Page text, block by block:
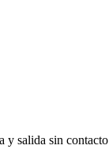
y salida sin contacto